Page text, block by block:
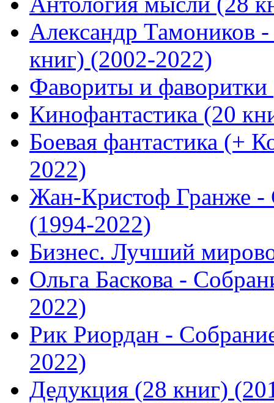
Александр Тамоников
книг) (2002-2022)
Фавориты и
Кинофантастика (20
Боевая фантастика (+
2022)
Жан-Кристоф Гранже -
(1994-2022)
Бизнес. Лучший
Ольга Баскова -
2022)
Рик Риордан -
2022)
Дедукция (28 книг)